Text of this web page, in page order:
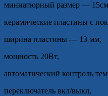
миниатюрный размер —
керамические пластины с
ширина пластины — 13 мм,
мощность 20Вт,
автоматический контроль
переключатель вкл/выкл,